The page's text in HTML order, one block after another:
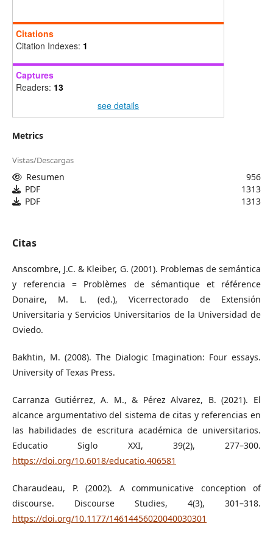
Citations
Citation Indexes: 1
Captures
Readers: 13
see details
Metrics
Vistas/Descargas
Resumen
956
PDF
1313
PDF
1313
Citas
Anscombre, J.C. & Kleiber, G. (2001). Problemas de semántica
y referencia = Problèmes de sémantique et référence
Donaire, M. L. (ed.), Vicerrectorado de Extensión
Universitaria y Servicios Universitarios de la Universidad de
Oviedo.
Bakhtin, M. (2008). The Dialogic Imagination: Four essays.
University of Texas Press.
Carranza Gutiérrez, A. M., & Pérez Alvarez, B. (2021). El
alcance argumentativo del sistema de citas y referencias en
las habilidades de escritura académica de universitarios.
Educatio Siglo XXI, 39(2), 277–300.
https://doi.org/10.6018/educatio.406581
Charaudeau, P. (2002). A communicative conception of
discourse. Discourse Studies, 4(3), 301–318.
https://doi.org/10.1177/14614456020040030301